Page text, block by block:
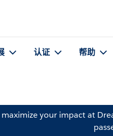
认证 帮助
your impact at